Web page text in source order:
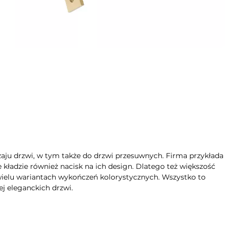
drzwi, w tym także do drzwi przesuwnych. Firma przykłada
również nacisk na ich design. Dlatego też większość
wariantach wykończeń kolorystycznych. Wszystko to
eleganckich drzwi.